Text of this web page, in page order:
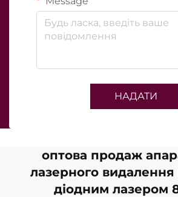
НАДАТИ
оптова продаж
лазерного видалення
діодним лазером